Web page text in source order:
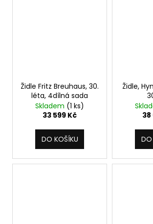
Židle Fritz Breuhaus, 30.
léta, 4dílná sada
Skladem (1 ks)
33 599 Kč
DO KOŠÍKU
Židle,
38
DO